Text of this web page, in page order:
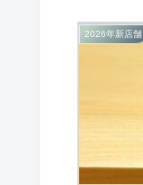
2026年新店舗